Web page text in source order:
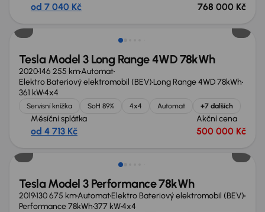
od 7 040 Kč 768 000 Kč
Možnost odpočtu DPH
Tesla Model 3 Long Range 4WD 78kWh
2020146 255 kmAutomat
Elektro Bateriový elektromobil (BEV) Long Range 4WD 78kWh
361 kW4x4
Servisní knížka SoH 89% 4x4 Automat +7 dalších
Měsíční splátka
od 4 713 Kč
Akční cena
500 000 Kč
Tesla Model 3 Performance 78kWh
2019130 675 kmAutomatElektro Bateriový elektromobil (BEV)
Performance 78kWh377 kW4x4